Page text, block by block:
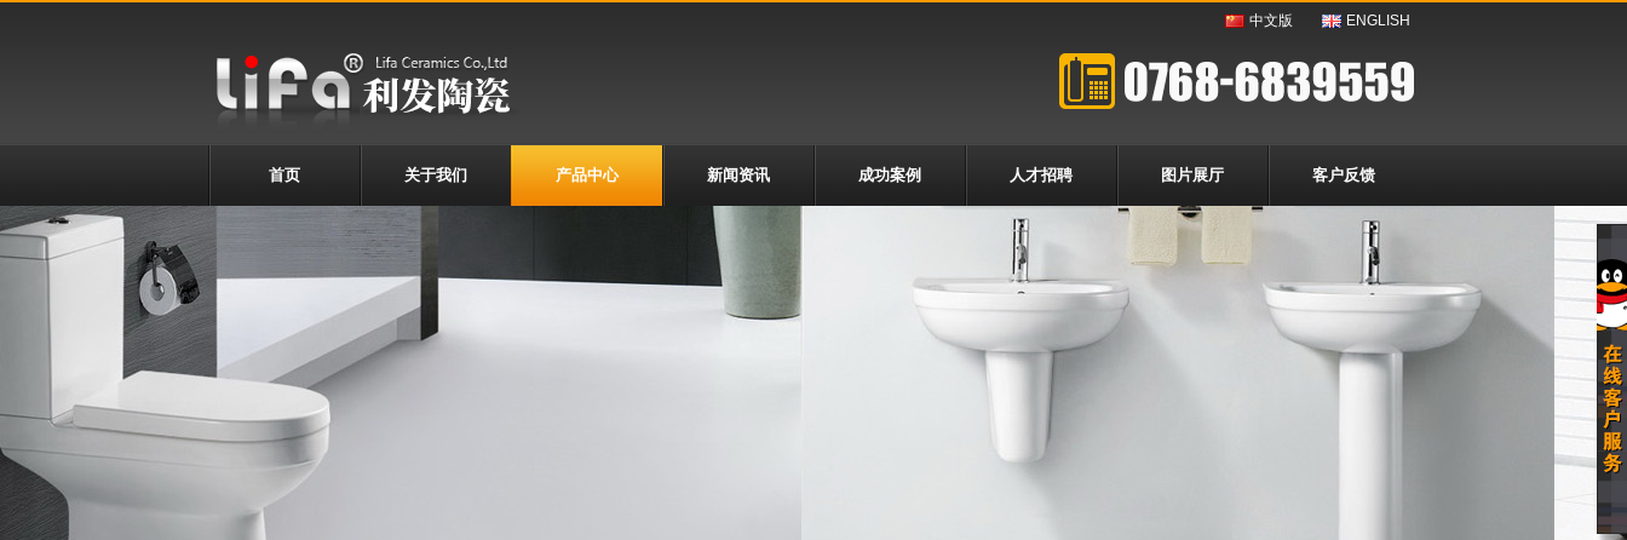
ENGLISH
中文版
首页 关于我们 产品中心 新闻资讯 成功案例 人才招聘 图片展厅 客户反馈